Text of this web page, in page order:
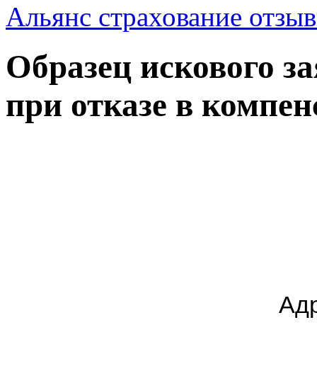
Альянс страхование
Образец искового
при отказе в